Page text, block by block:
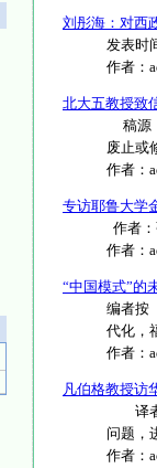
刘彤海：对西
发表时
作者：
北大五教授致
稿源
废止或
作者：
专访耶鲁大学
作者
作者：
“中国模式”的
编者按
代化，
作者：
凡伯格教授访
译者
问题，
作者：